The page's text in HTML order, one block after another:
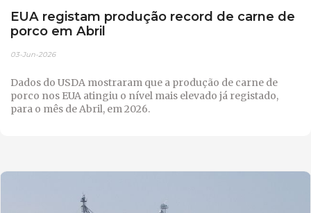
EUA registam produção record de carne de
porco em Abril
03-Jun-2026
Dados do USDA mostraram que a produção de carne de
porco nos EUA atingiu o nível mais elevado já registado,
para o mês de Abril, em 2026.